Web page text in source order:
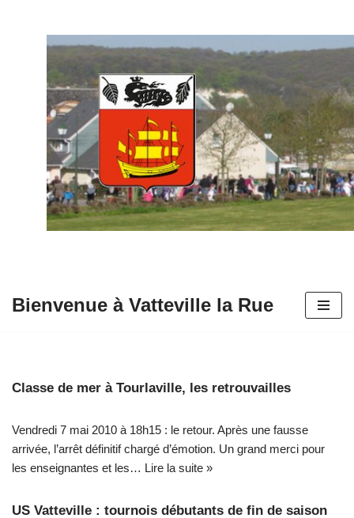
contenu
Bienvenue à Vatteville la Rue
Classe de mer à Tourlaville, les retrouvailles
Vendredi 7 mai 2010 à 18h15 : le retour. Après une fausse
arrivée, l’arrêt définitif chargé d’émotion. Un grand merci pour
les enseignantes et les… Lire la suite »
US Vatteville : tournois débutants de fin de saison